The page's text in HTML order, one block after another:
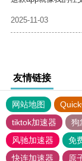
2025-11-03
友情链接
网站地图
tiktok加速器
狗
风驰加速器
免
快连加速器
原